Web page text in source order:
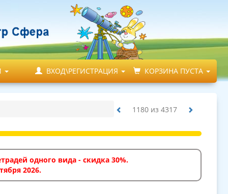
ВХОД\РЕГИСТРАЦИЯ КОРЗИНА ПУСТА
1180 из 4317
одного вида - скидка 30%.
2026.